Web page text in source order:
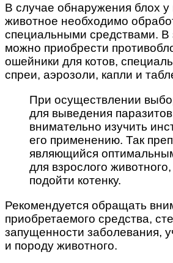
В случае обнаружения блох у
животное необходимо
специальными средствами. В
можно приобрести
ошейники для котов,
спреи, аэрозоли, капли и
При осуществлении
для выведения
внимательно изучить
его применению. Так
являющийся
для взрослого
подойти котенку.
Рекомендуется обращать
приобретаемого средства,
запущенности заболевания,
и породу животного.